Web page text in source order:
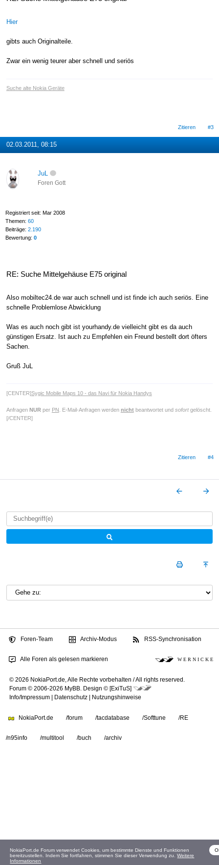
NokiaPort.de Forum verwendet Cookies, um bestimmte Dienste und Funktionen
bereitzustellen. Indem Sie fortfahren, stimmen Sie dieser Verwendung zu.Weitere
Informationen
Hier
gibts auch Originalteile.
Zwar ein wenig teurer aber schnell und seriös
Suche alte Nokia Geräte
Zitieren #3
02.03.2011, 08:15
JuL
Foren Gott
Registriert seit: Mar 2008
Themen: 60
Beiträge: 2.190
Bewertung: 0
RE: Suche Mittelgehäuse E75 original
Also mobiltec24.de war auch schnell und ist finde ich auch seriös. Eine
schnelle Problemlose Abwicklung
Was es auch noch gibt ist yourhandy.de vielleicht gibt es da auch
günstigen Ersatz. Ist auch zu Empfehlen ein Freund bestellt dort öfters
Sachen.
Gruß JuL
[CENTER]Sygic Mobile Maps 10 - das Navi für Nokia Handys
Anfragen NURper PN . E-Mail-Anfragen werden nichtbeantwortet und sofortgelöscht.
[/CENTER]
Zitieren #4
Foren-Team Archiv-Modus RSS-Synchronisation
Alle Foren als gelesen markieren W E R N I C K E
© 2026 NokiaPort.de, Alle Rechte vorbehalten /All rights reserved.
Forum © 2006-2026 MyBB
Design © [ExiTuS]
Info/Impressum
Datenschutz Nutzungshinweise
NokiaPort.de /forum /tacdatabase /Softtune /RE
/n95info /multitool /buch /archiv